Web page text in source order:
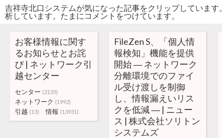
吉祥寺北口システムが気になった記事をクリップしていま
析しています。たまにコメントをつけています。
お客様情報に関す
るお知らせとお詫
び | ネットワーク引
越センター
センター (2135)
ネットワーク (1992)
引越 (13) 情報 (13931)
FileZen S、「個人情
報検知」機能を提供
開始 ― ネットワーク
分離環境でのファイ
ル受け渡しを制御
し、情報漏えいリス
クを低減 ― | ニュー
ス | 株式会社ソリトン
システムズ